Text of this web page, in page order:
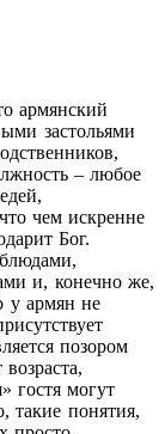
армянский
застольями
– любое
чем искренне
Бог.
и, конечно же,
у армян не
позором
гостя могут
такие понятия,